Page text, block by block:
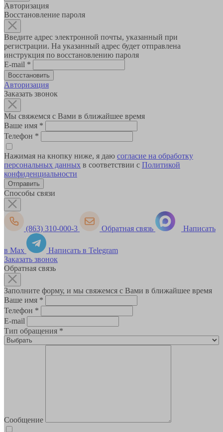
Авторизация
Восстановление пароля
Введите адрес электронной почты, указанный при
регистрации. На указанный адрес будет отправлена
инструкция по восстановлению пароля
E-mail *
Авторизация
Заказать звонок
Мы свяжемся с Вами в ближайшее время
Ваше имя *
Телефон *
Нажимая на кнопку ниже, я даю согласие на обработку
персональных данных в соответствии с Политикой
конфиденциальности
Способы связи
(863) 310-000-3 Обратная связь Написать
в Max
Написать в Telegram
Заказать звонок
Обратная связь
Заполните форму, и мы свяжемся с Вами в ближайшее время
Ваше имя *
Телефон *
E-mail
Тип обращения *
Сообщение